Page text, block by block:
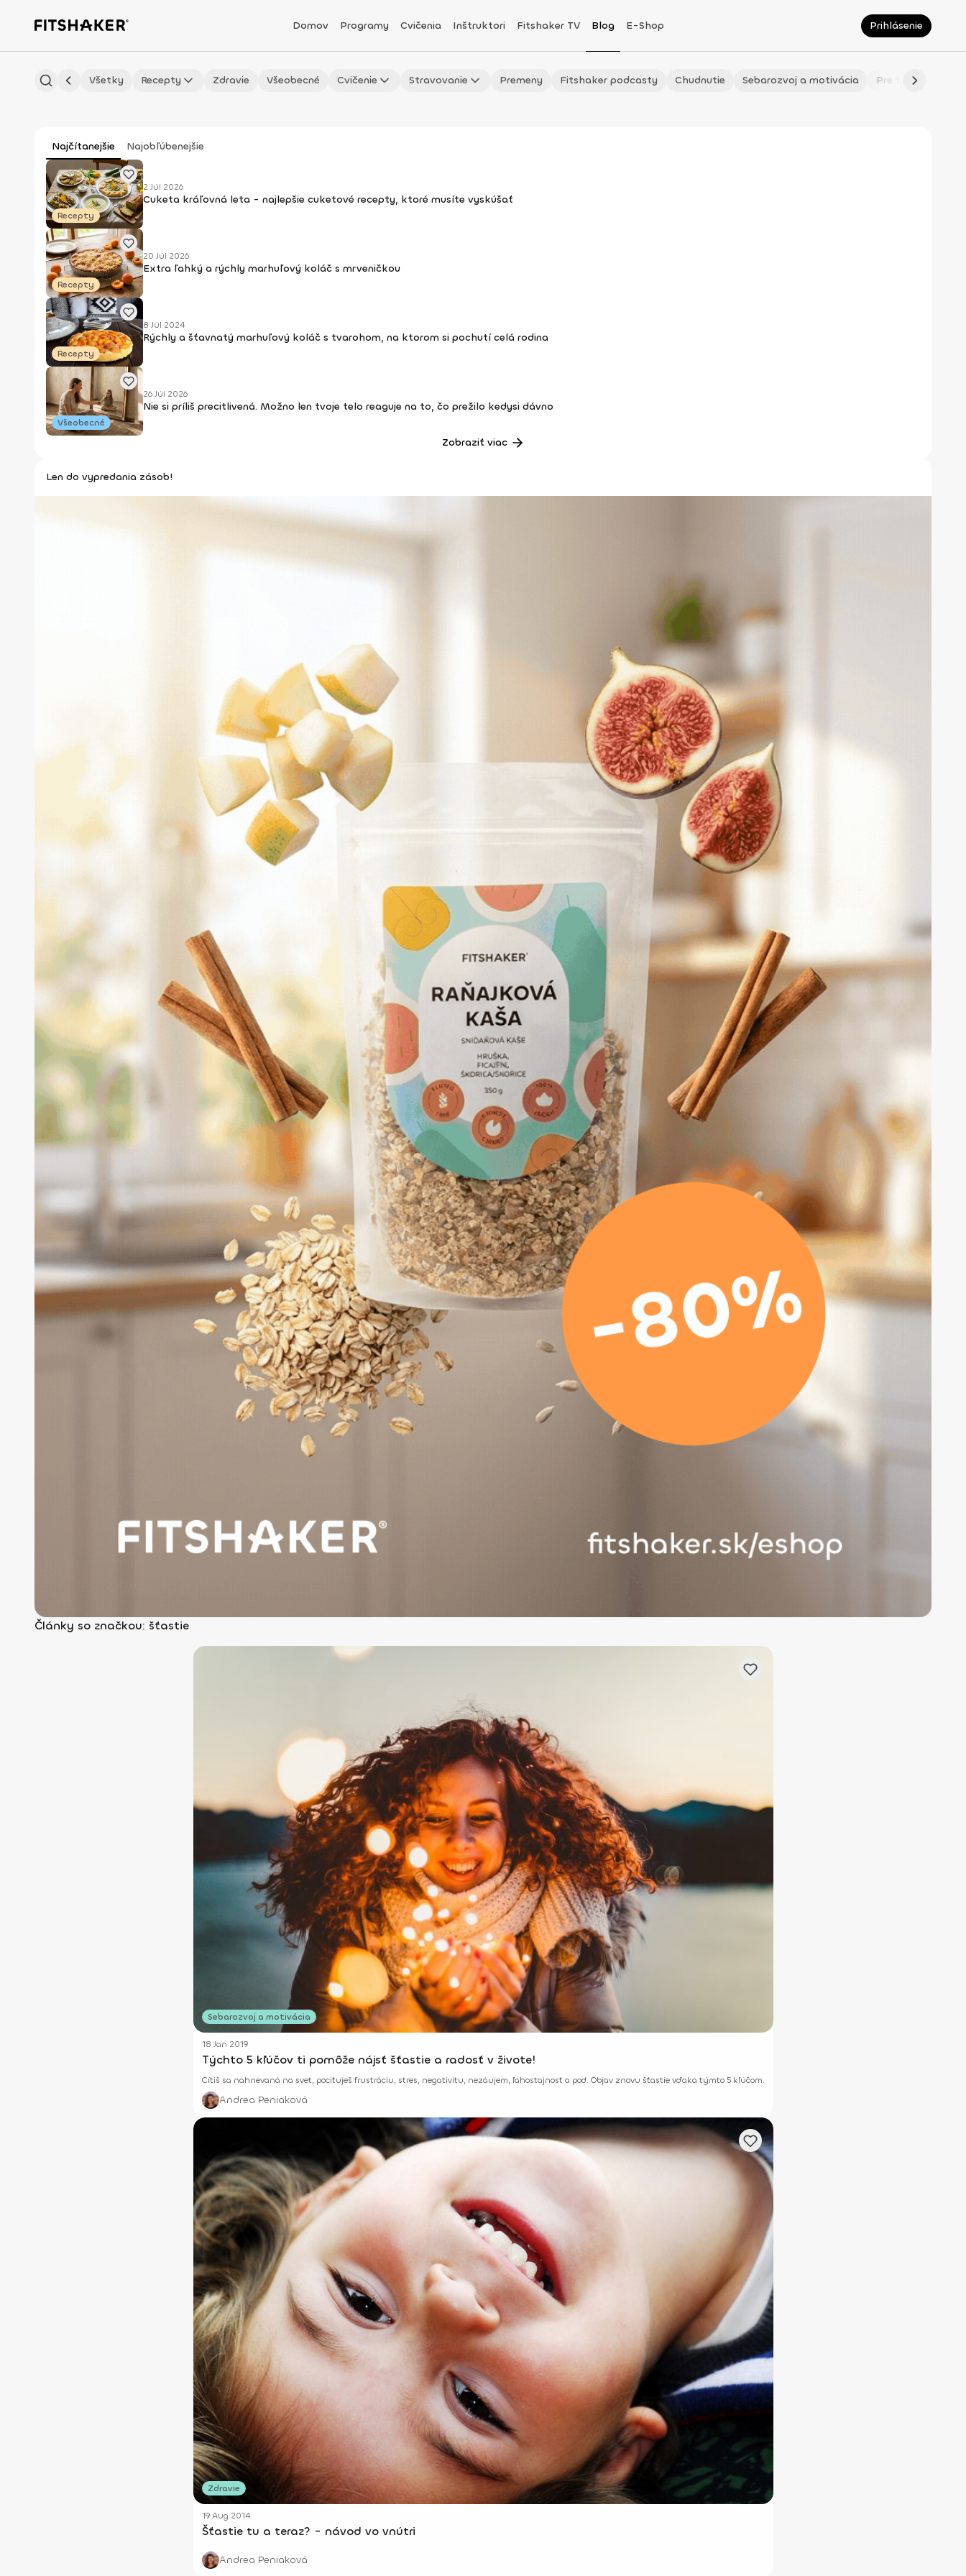
Domov Programy Cvičenia Inštruktori Fitshaker TV Blog E-Shop Prihlásenie
Všetky Recepty Zdravie Všeobecné Cvičenie Stravovanie Premeny Fitshaker podcasty Chudnutie Sebarozvoj a motivácia Pre fitmaminky
Najčítanejšie Najobľúbenejšie
Recepty
2 Júl 2026
Cuketa kráľovná leta - najlepšie cuketové recepty, ktoré musíte vyskúšať
Recepty
20 Júl 2026
Extra ľahký a rýchly marhuľový koláč s mrveničkou
Recepty
8 Júl 2024
Rýchly a šťavnatý marhuľový koláč s tvarohom, na ktorom si pochutí celá rodina
Všeobecné
26 Júl 2026
Nie si príliš precitlivená. Možno len tvoje telo reaguje na to, čo prežilo kedysi dávno
Zobraziť viac
Len do vypredania zásob!
Články so značkou: šťastie
Sebarozvoj a motivácia
18 Jan 2019
Týchto 5 kľúčov ti pomôže nájsť šťastie a radosť v živote!
Cítiš sa nahnevaná na svet, pociťuješ frustráciu, stres, negativitu, nezáujem, ľahostajnosť a pod. Objav znovu šťastie vďaka týmto 5 kľúčom.
Andrea Peniaková
Zdravie
19 Aug 2014
Šťastie tu a teraz? - návod vo vnútri
Andrea Peniaková